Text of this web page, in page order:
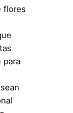
flores
para